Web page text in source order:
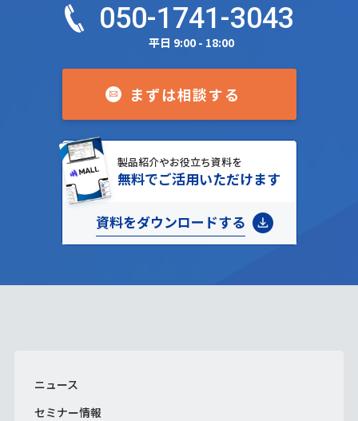
050-1741-3043
平日 9:00 - 18:00
まずは相談する
製品紹介やお役立ち資料を
無料でご活用いただけます
資料をダウンロードする
ニュース
セミナー情報